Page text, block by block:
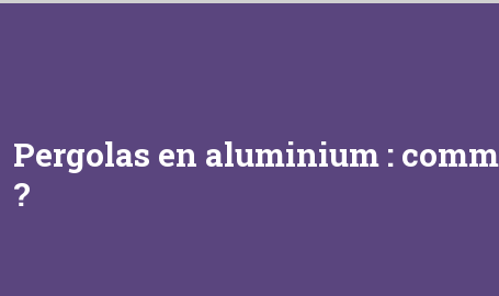
Pergolas en aluminium :
?